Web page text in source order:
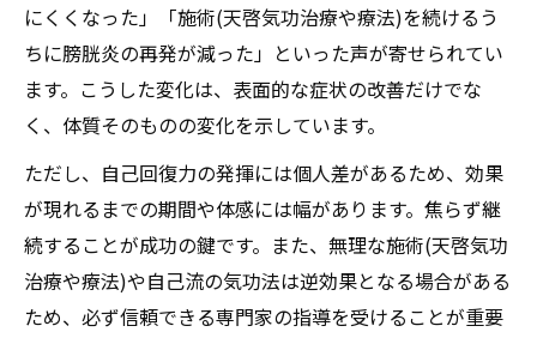
にくくなった」「施術(天啓気功治療や療法)を続けるう
ちに膀胱炎の再発が減った」といった声が寄せられてい
ます。こうした変化は、表面的な症状の改善だけでな
く、体質そのものの変化を示しています。
ただし、自己回復力の発揮には個人差があるため、効果
が現れるまでの期間や体感には幅があります。焦らず継
続することが成功の鍵です。また、無理な施術(天啓気功
治療や療法)や自己流の気功法は逆効果となる場合がある
ため、必ず信頼できる専門家の指導を受けることが重要